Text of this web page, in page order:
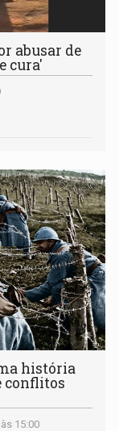
abusar de
cura'
história
conflitos
15:00